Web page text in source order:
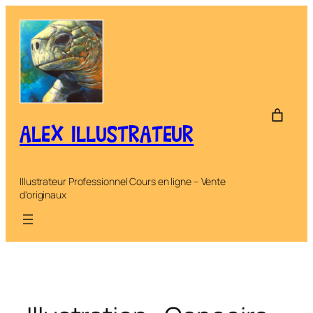
contenu
ALEX ILLUSTRATEUR
Illustrateur Professionnel Cours en ligne – Vente
d'originaux